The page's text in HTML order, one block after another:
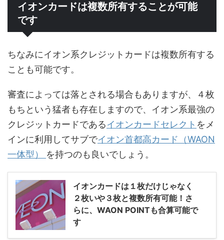
イオンカードは複数所有することが可能
です
ちなみにイオン系クレジットカードは複数所有する
ことも可能です。
審査によっては落とされる場合もありますが、４枚
もちという猛者も存在しますので、イオン系最強の
クレジットカードであるイオンカードセレクト をメ
インに利用してサブでイオン首都高カード（WAON
一体型） を持つのも良いでしょう。
イオンカードは１枚だけじゃなく
２枚いや３枚と複数所有可能！さ
らに、WAON POINTも合算可能で
す